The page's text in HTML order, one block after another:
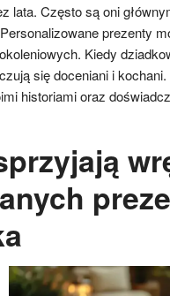
lata. Często są oni
prezenty
Kiedy
się doceniani i
historiami oraz